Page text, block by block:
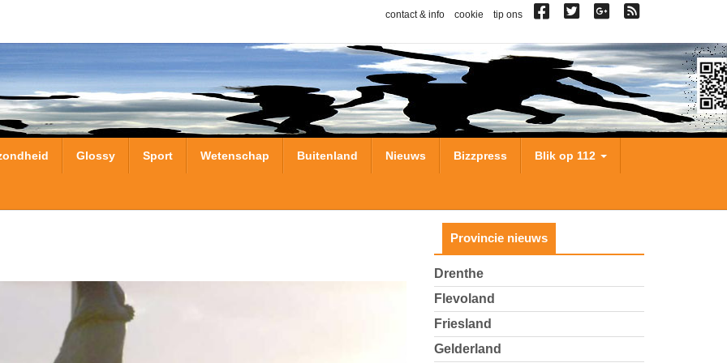
contact & info cookie tip ons
Glossy Sport Wetenschap Buitenland Nieuws Bizzpress Blik op 112
Provincie nieuws
Drenthe
Flevoland
Friesland
Gelderland